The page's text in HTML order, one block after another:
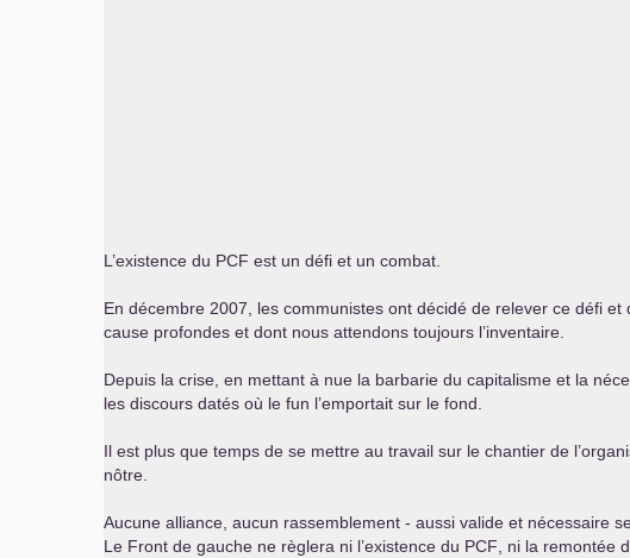
L’existence du PCF est un défi et un combat.
En décembre 2007, les communistes ont décidé de relever ce défi
cause profondes et dont nous attendons toujours l’inventaire.
Depuis la crise, en mettant à nue la barbarie du capitalisme et la
les discours datés où le fun l’emportait sur le fond.
Il est plus que temps de se mettre au travail sur le chantier de
nôtre.
Aucune alliance, aucun rassemblement - aussi valide et nécessaire
Le Front de gauche ne règlera ni l’existence du PCF , ni la remontée